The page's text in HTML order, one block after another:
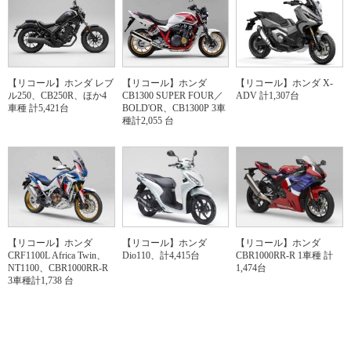
【リコール】ホンダ レブ
ル250、CB250R、ほか4
車種 計5,421台
【リコール】ホンダ
CB1300 SUPER FOUR／
BOLD'OR、CB1300P 3車
種計2,055 台
【リコール】ホンダ X-
ADV 計1,307台
【リコール】ホンダ
CRF1100L Africa Twin、
NT1100、CBR1000RR-R
3車種計1,738 台
【リコール】ホンダ
Dio110、計4,415台
【リコール】ホンダ
CBR1000RR-R 1車種 計
1,474台